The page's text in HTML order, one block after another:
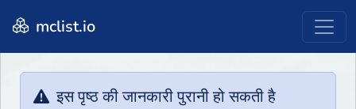
mclist.io
इस पृष्ठ की जानकारी पुरानी हो सकती है